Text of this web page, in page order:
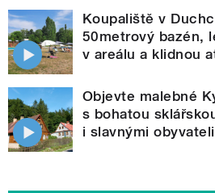
Koupaliště v
50metrový bazén,
v areálu a klidnou
Objevte malebné
s bohatou
i slavnými obyvateli